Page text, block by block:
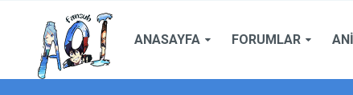
ANASAYFA FORUMLAR